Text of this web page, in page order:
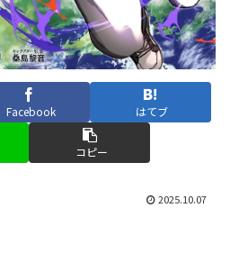
Facebook はてブ
コピー
2025.10.07